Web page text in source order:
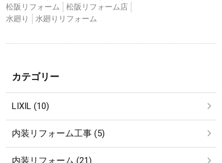
松阪リフォーム
松阪リフォーム店
水廻り
水廻りリフォーム
カテゴリー
LIXIL (10)
内装リフォーム工事 (5)
内装リフォーム (21)